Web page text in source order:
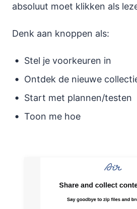
absoluut moet klikken als
Denk aan knoppen als:
Stel je voorkeuren in
Ontdek de nieuwe
Start met plannen/testen
Toon me hoe